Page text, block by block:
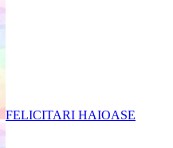
FELICITARI HAIOASE